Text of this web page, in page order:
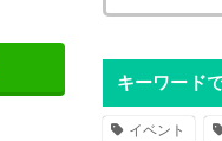
キーワード
イベント